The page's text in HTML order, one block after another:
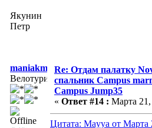
Якунин
Петр
maniakmtb
Велотурист
Re: Отдам палатку
спальник Campus
Campus Jump35
« Ответ #14 : Марта 21,
Цитата: Mayya от Марта